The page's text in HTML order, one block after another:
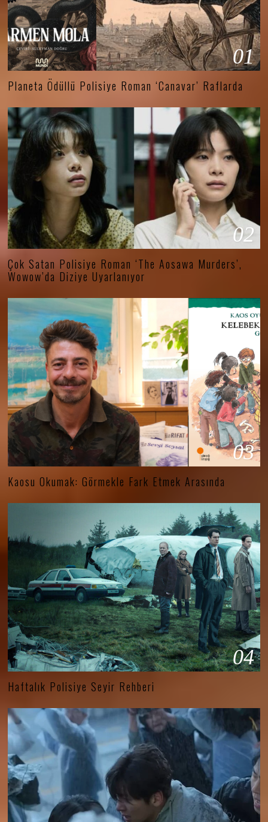
01
Planeta Ödüllü Polisiye Roman ‘Canavar’ Raflarda
02
Çok Satan Polisiye Roman ‘The Aosawa Murders’,
Wowow’da Diziye Uyarlanıyor
03
Kaosu Okumak: Görmekle Fark Etmek Arasında
04
Haftalık Polisiye Seyir Rehberi